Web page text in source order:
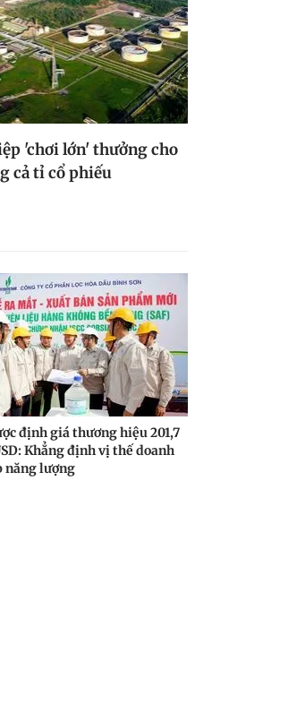
'chơi lớn' thưởng cho
cả tỉ cổ phiếu
định giá thương hiệu 201,7
Khẳng định vị thế doanh
năng lượng